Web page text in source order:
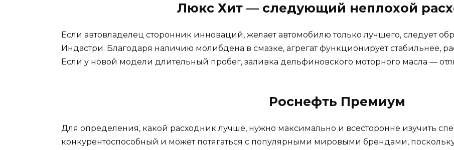
Люкс Хит — следующий неплохой
Если автовладелец сторонник инноваций, желает автомобилю только лучшего, следует
Индастри. Благодаря наличию молибдена в смазке, агрегат функционирует стабильнее,
Если у новой модели длительный пробег, заливка дельфиновского моторного масла —
Роснефть Премиум
Для определения, какой расходник лучше, нужно максимально и всесторонне изучить
конкурентоспособный и может потягаться с популярными мировыми брендами,